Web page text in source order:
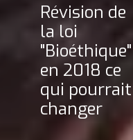
Révision de
la loi
"Bioéthique"
en 2018 ce
qui pourrait
changer